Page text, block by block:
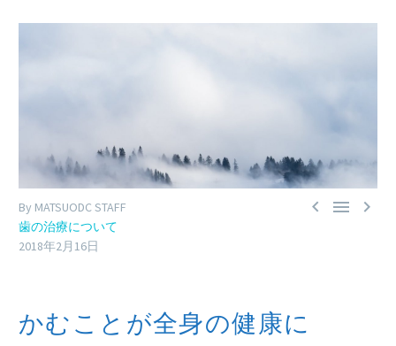
  
By MATSUODC STAFF
歯の治療について
2018年2月16日
かむことが全身の健康に